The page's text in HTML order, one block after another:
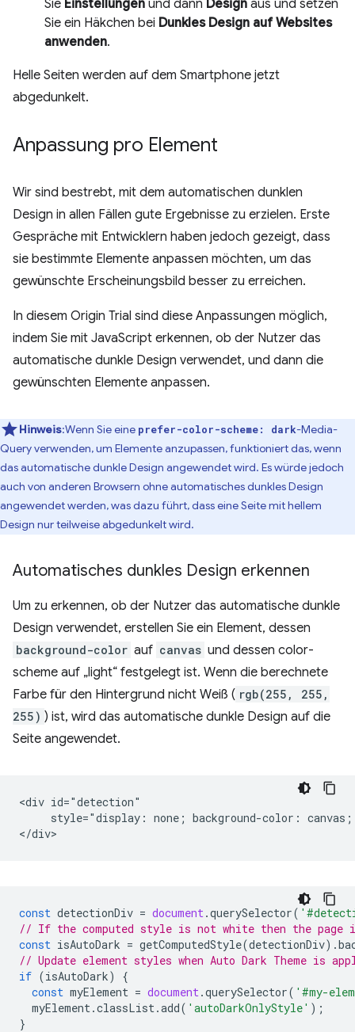
Sie Einstellungen und dann Design aus und setzen
Sie ein Häkchen bei Dunkles Design auf Websites
anwenden.
Helle Seiten werden auf dem Smartphone jetzt
abgedunkelt.
Anpassung pro Element
Wir sind bestrebt, mit dem automatischen dunklen
Design in allen Fällen gute Ergebnisse zu erzielen. Erste
Gespräche mit Entwicklern haben jedoch gezeigt, dass
sie bestimmte Elemente anpassen möchten, um das
gewünschte Erscheinungsbild besser zu erreichen.
In diesem Origin Trial sind diese Anpassungen möglich,
indem Sie mit JavaScript erkennen, ob der Nutzer das
automatische dunkle Design verwendet, und dann die
gewünschten Elemente anpassen.
Hinweis:Wenn Sie eine prefer-color-scheme: dark-Media-
Query verwenden, um Elemente anzupassen, funktioniert das, wenn
das automatische dunkle Design angewendet wird. Es würde jedoch
auch von anderen Browsern ohne automatisches dunkles Design
angewendet werden, was dazu führt, dass eine Seite mit hellem
Design nur teilweise abgedunkelt wird.
Automatisches dunkles Design erkennen
Um zu erkennen, ob der Nutzer das automatische dunkle
Design verwendet, erstellen Sie ein Element, dessen
background-color auf canvas und dessen color-
scheme auf „light“ festgelegt ist. Wenn die berechnete
Farbe für den Hintergrund nicht Weiß ( rgb(255, 255,
255) ) ist, wird das automatische dunkle Design auf die
Seite angewendet.
<div id="detection"
style="display: none; background-color:
const detectionDiv = document.querySelector(
// If the computed style is not white then the page
const isAutoDark = getComputedStyle(detectionDiv).
// Update element styles when Auto Dark Theme is
if (isAutoDark)
{
const myElement = document.querySelector( '#my-
myElement.classList.add( 'autoDarkOnlyStyle' );
}